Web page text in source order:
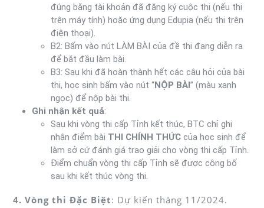
đúng bằng tài khoản đã đăng ký cuộc thi (nếu thi
trên máy tính) hoặc ứng dụng Edupia (nếu thi trên
điện thoại).
B2: Bấm vào nút LÀM BÀI của đề thi đang diễn ra
để bắt đầu làm bài.
B3: Sau khi đã hoàn thành hết các câu hỏi của bài
thi, học sinh bấm vào nút “NỘP BÀI” (màu xanh
ngọc) để nộp bài thi.
Ghi nhận kết quả:
Sau khi vòng thi cấp Tỉnh kết thúc, BTC chỉ ghi
nhận điểm bài THI CHÍNH THỨC của học sinh để
làm sở cứ đánh giá trao giải cho vòng thi cấp Tỉnh.
Điểm chuẩn vòng thi cấp Tỉnh sẽ được công bố
sau khi kết thúc vòng thi.
4. Vòng thi Đặc Biệt: Dự kiến tháng 11/2024.